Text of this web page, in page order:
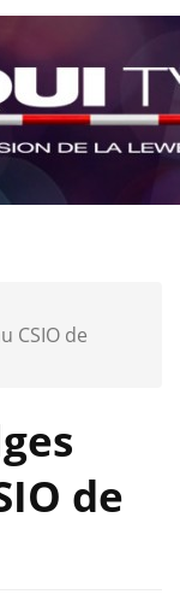
CSIO de
de